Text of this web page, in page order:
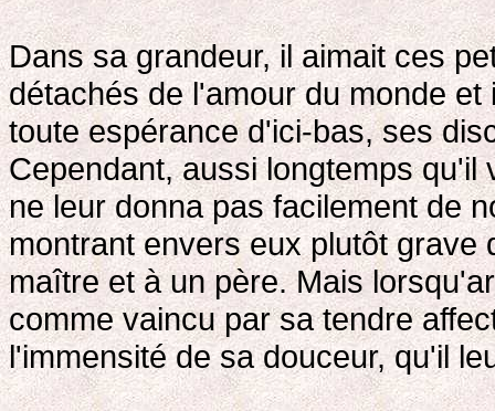
Dans sa grandeur, il aimait ces
détachés de l'amour du monde
toute espérance d'ici-bas, ses
Cependant, aussi longtemps
ne leur donna pas facilement de
montrant envers eux plutôt grave
maître et à un père. Mais
comme vaincu par sa tendre
l'immensité de sa douceur, qu'il